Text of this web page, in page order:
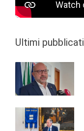
Ultimi pubblicati